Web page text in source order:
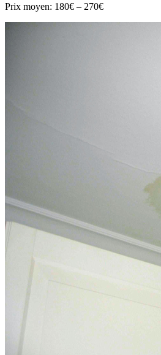
Prix moyen: 180€ – 270€